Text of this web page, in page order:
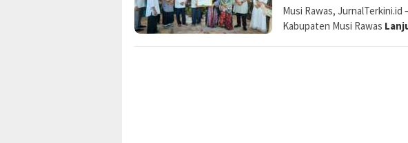
Musi Rawas, JurnalTerkini.id
Kabupaten Musi Rawas